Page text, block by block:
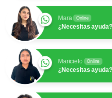
Mara Online
¿Necesitas ayuda?
Maricielo Online
¿Necesitas ayuda?